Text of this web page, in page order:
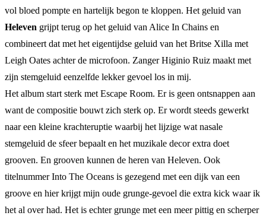
vol bloed pompte en hartelijk begon te kloppen. Het geluid van
Heleven grijpt terug op het geluid van Alice In Chains en
combineert dat met het eigentijdse geluid van het Britse Xilla met
Leigh Oates achter de microfoon. Zanger Higinio Ruiz maakt met
zijn stemgeluid eenzelfde lekker gevoel los in mij.
Het album start sterk met Escape Room. Er is geen ontsnappen aan
want de compositie bouwt zich sterk op. Er wordt steeds gewerkt
naar een kleine krachteruptie waarbij het lijzige wat nasale
stemgeluid de sfeer bepaalt en het muzikale decor extra doet
grooven. En grooven kunnen de heren van Heleven. Ook
titelnummer Into The Oceans is gezegend met een dijk van een
groove en hier krijgt mijn oude grunge-gevoel die extra kick waar ik
het al over had. Het is echter grunge met een meer pittig en scherper